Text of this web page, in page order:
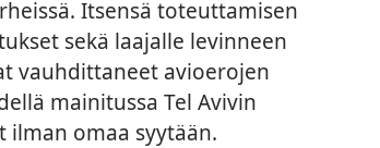
Itsensä toteuttamisen
sekä laajalle levinneen
vauhdittaneet avioerojen
mainitussa Tel Avivin
ilman omaa syytään.